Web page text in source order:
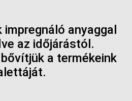
anyaggal
az időjárástól.
a termékeink